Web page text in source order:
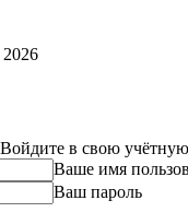
в свою
Ваше имя
Ваш пароль